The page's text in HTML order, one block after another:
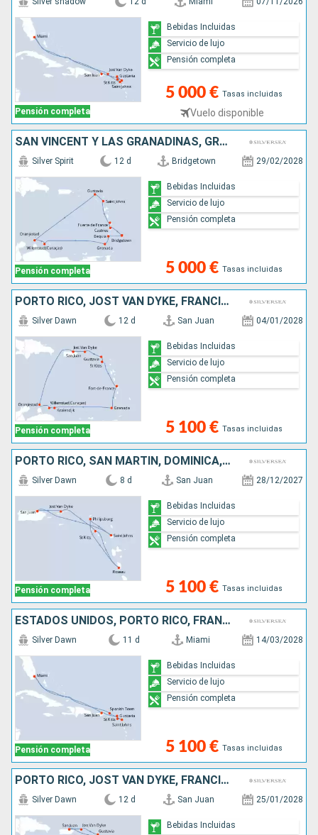
Pensión completa
5 000 € Tasas incluidas
Vuelo disponible
Bebidas Incluidas
Servicio de lujo
Pensión completa
SAN VINCENT Y LAS GRANADINAS, GRENADA, ARUBA, FRANCIA, ANTIGUA Y BARBUDA, MARTINICA, SANTA LUCIA, BARBADOS
Pensión completa
Silver Spirit 12 d Bridgetown 29/02/2028
5 000 € Tasas incluidas
Bebidas Incluidas
Servicio de lujo
Pensión completa
PORTO RICO, JOST VAN DYKE, FRANCIA, ANTIGUA Y BARBUDA, MARTINICA, GRENADA, BONAIRE, ARUBA
Pensión completa
Silver Dawn 12 d San Juan 04/01/2028
5 100 € Tasas incluidas
Bebidas Incluidas
Servicio de lujo
Pensión completa
PORTO RICO, SAN MARTÍN, DOMINICA, ANTIGUA Y BARBUDA, JOST VAN DYKE
Pensión completa
Silver Dawn 8 d San Juan 28/12/2027
5 100 € Tasas incluidas
Bebidas Incluidas
Servicio de lujo
Pensión completa
ESTADOS UNIDOS, PORTO RICO, FRANCIA, ANTIGUA Y BARBUDA, VIRGEN GORDA
Pensión completa
Silver Dawn 11 d Miami 14/03/2028
5 100 € Tasas incluidas
Bebidas Incluidas
Servicio de lujo
Pensión completa
PORTO RICO, JOST VAN DYKE, FRANCIA, DOMINICA, SAN VINCENT Y LAS GRANADINAS, GRENADA, BONAIRE, ANTIGUA Y BARBUDA
Silver Dawn 12 d San Juan 25/01/2028
Bebidas Incluidas